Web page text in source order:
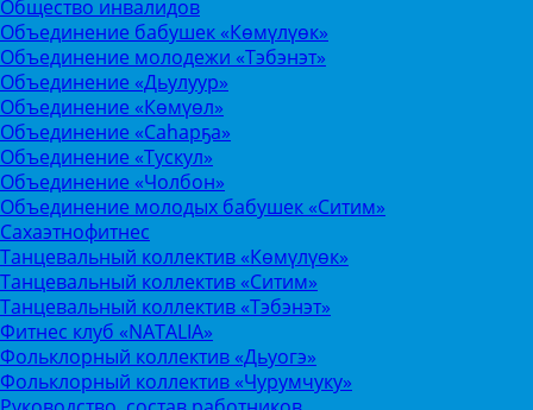
Общество инвалидов
Объединение бабушек «Көмүлүөк»
Объединение молодежи «Тэбэнэт»
Объединение «Дьулуур»
Объединение «Көмүөл»
Объединение «Саhарҕа»
Объединение «Тускул»
Объединение «Чолбон»
Объединение молодых бабушек «Ситим»
Сахаэтнофитнес
Танцевальный коллектив «Көмүлүөк»
Танцевальный коллектив «Ситим»
Танцевальный коллектив «Тэбэнэт»
Фитнес клуб «NATALIA»
Фольклорный коллектив «Дьуогэ»
Фольклорный коллектив «Чурумчуку»